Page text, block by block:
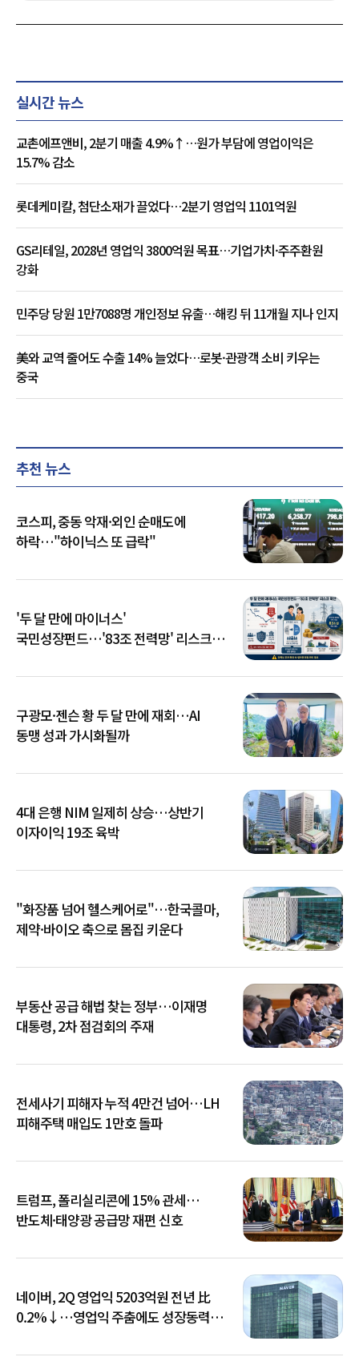
실시간 뉴스
교촌에프앤비, 2분기 매출 4.9%↑…원가 부담에 영업이익은
15.7% 감소
롯데케미칼, 첨단소재가 끌었다…2분기 영업익 1101억원
GS리테일, 2028년 영업익 3800억원 목표…기업가치·주주환원
강화
민주당 당원 1만7088명 개인정보 유출…해킹 뒤 11개월 지나 인지
美와 교역 줄어도 수출 14% 늘었다…로봇·관광객 소비 키우는
중국
추천 뉴스
코스피, 중동 악재·외인 순매도에
하락…"하이닉스 또 급락"
'두 달 만에 마이너스'
국민성장펀드…'83조 전력망' 리스크
구광모·젠슨 황 두 달 만에 재회…AI
동맹 성과 가시화될까
4대 은행 NIM 일제히 상승…상반기
이자이익 19조 육박
"화장품 넘어 헬스케어로"…한국콜마,
제약·바이오 축으로 몸집 키운다
부동산 공급 해법 찾는 정부…이재명
대통령, 2차 점검회의 주재
전세사기 피해자 누적 4만건 넘어…LH
피해주택 매입도 1만호 돌파
트럼프, 폴리실리콘에 15% 관세…
반도체·태양광 공급망 재편 신호
네이버, 2Q 영업익 5203억원 전년 比
0.2%↓…영업익 주춤에도 성장동력